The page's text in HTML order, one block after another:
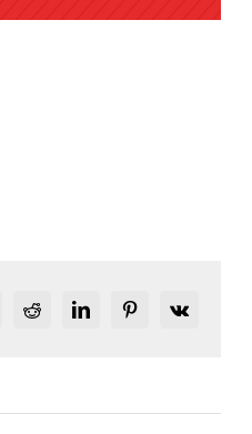
RedditLinkedInPinterest
Vk